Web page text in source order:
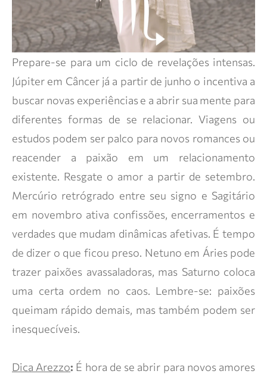
Prepare-se para um ciclo de revelações intensas.
Júpiter em Câncer já a partir de junho o incentiva a
buscar novas experiências e a abrir sua mente para
diferentes formas de se relacionar. Viagens ou
estudos podem ser palco para novos romances ou
reacender a paixão em um relacionamento
existente. Resgate o amor a partir de setembro.
Mercúrio retrógrado entre seu signo e Sagitário
em novembro ativa confissões, encerramentos e
verdades que mudam dinâmicas afetivas. É tempo
de dizer o que ficou preso. Netuno em Áries pode
trazer paixões avassaladoras, mas Saturno coloca
uma certa ordem no caos. Lembre-se: paixões
queimam rápido demais, mas também podem ser
inesquecíveis.
Dica Arezzo: É hora de se abrir para novos amores